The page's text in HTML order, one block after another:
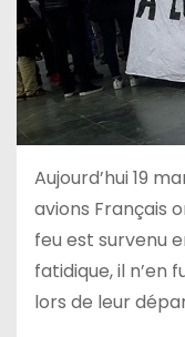
Aujourd’hui 19
avions Français
feu est survenu
fatidique, il n’en
lors de leur